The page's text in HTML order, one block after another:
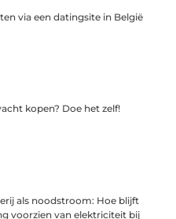
via een datingsite in België
kopen? Doe het zelf!
als noodstroom: Hoe blijft
voorzien van elektriciteit bij